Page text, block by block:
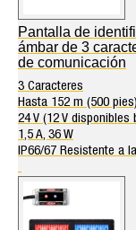
Pantalla de
ámbar de 3
de comunicación
3 Caracteres
Hasta 152 m (500 pies)
24 V (12 V disponibles
1,5 A, 36 W
IP66/67 Resistente a